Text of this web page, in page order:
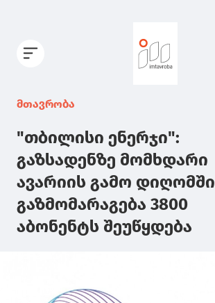
მთავრობა
"თბილისი ენერჯი":
გაზსადენზე მომხდარი
ავარიის გამო დიღომში
გაზმომარაგება 3800
აბონენტს შეუწყდება